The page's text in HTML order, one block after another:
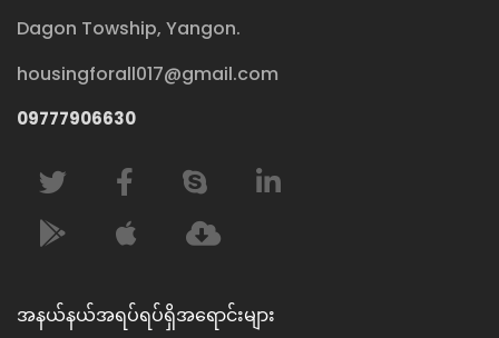
Dagon Towship, Yangon.
housingforall017@gmail.com
09777906630
အနယ်နယ်အရပ်ရပ်ရှိအရောင်းများ